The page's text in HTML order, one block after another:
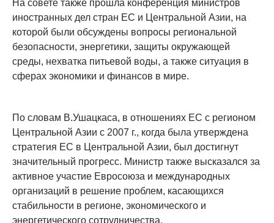
На совете также прошла конференция министров
иностранных дел стран ЕС и Центральной Азии, на
которой были обсуждены вопросы региональной
безопасности, энергетики, защиты окружающей
среды, нехватка питьевой воды, а также ситуация в
сферах экономики и финансов в мире.
По словам В.Ушацкаса, в отношениях ЕС с регионом
Центральной Азии с 2007 г., когда была утверждена
стратегия ЕС в Центральной Азии, был достигнут
значительный прогресс. Министр также высказался за
активное участие Евросоюза и международных
организаций в решение проблем, касающихся
стабильности в регионе, экономического и
энергетического сотрудничества.